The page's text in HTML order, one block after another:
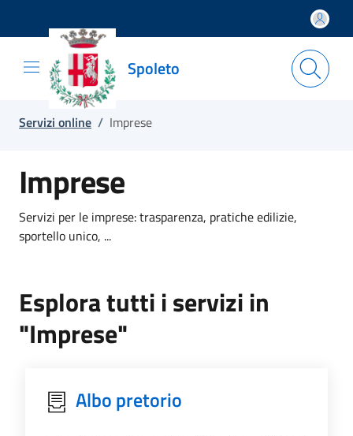
Salta e vai al contenuto
Salta e vai al footer
Spoleto
Servizi online / Imprese
Imprese
Servizi per le imprese: trasparenza, pratiche edilizie,
sportello unico, ...
Esplora tutti i servizi in
"Imprese"
Albo pretorio